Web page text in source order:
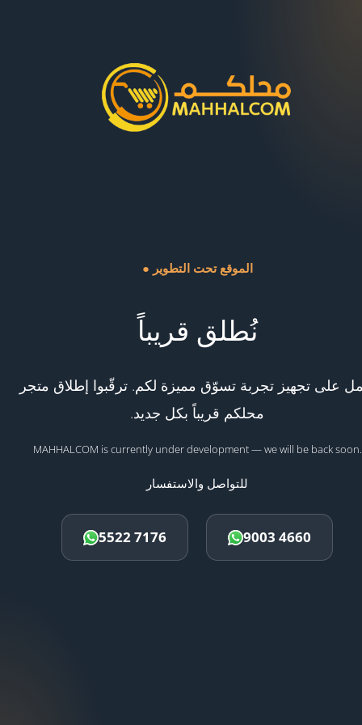
● الموقع تحت التطوير
نُطلق قريباً
على تجهيز تجربة تسوّق مميزة لكم. ترقّبوا إطلاق متجر
محلكم قريباً بكل جديد.
MAHHALCOM is currently under development — we will be back soon.
للتواصل والاستفسار
5522 7176 9003 4660